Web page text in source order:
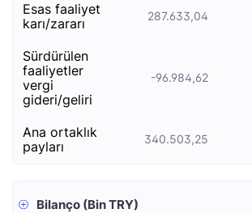
esas faali̇yet
kari/zarari
287.633,04
sürdürülen
faaliyetler
vergi
gideri/geliri
-96.984,62
ana ortaklık
payları
340.503,25
Bilanço (Bin TRY)